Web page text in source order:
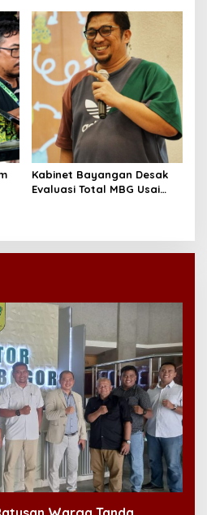
yang Layak
Kabinet Bayangan Desak
Evaluasi Total MBG Usai